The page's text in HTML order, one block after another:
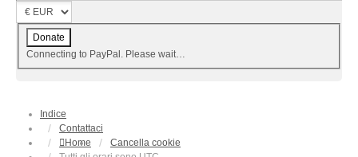
Connecting to PayPal. Please wait…
Indice
Contattaci
Home
Cancella cookie